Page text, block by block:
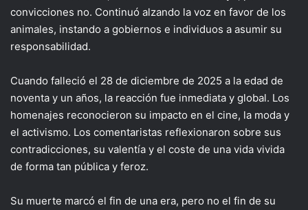
convicciones no. Continuó alzando la voz en favor de los
animales, instando a gobiernos e individuos a asumir su
responsabilidad.
Cuando falleció el 28 de diciembre de 2025 a la edad de
noventa y un años, la reacción fue inmediata y global. Los
homenajes reconocieron su impacto en el cine, la moda y
el activismo. Los comentaristas reflexionaron sobre sus
contradicciones, su valentía y el coste de una vida vivida
de forma tan pública y feroz.
Su muerte marcó el fin de una era, pero no el fin de su